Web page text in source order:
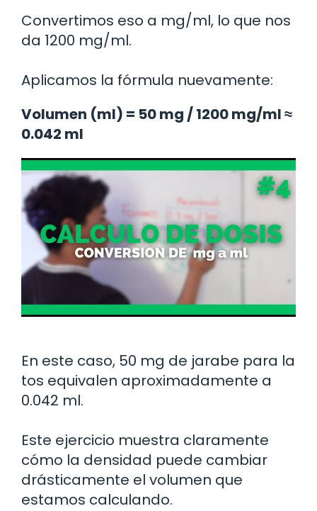
Convertimos eso a mg/ml, lo que nos
da 1200 mg/ml.
Aplicamos la fórmula nuevamente:
Volumen (ml) = 50 mg / 1200 mg/ml ≈
0.042 ml
En este caso, 50 mg de jarabe para la
tos equivalen aproximadamente a
0.042 ml.
Este ejercicio muestra claramente
cómo la densidad puede cambiar
drásticamente el volumen que
estamos calculando.